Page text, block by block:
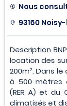
Nous
93160
Description
location des
200m². Dans
à 500 mètres
(RER A) et du
climatisés et